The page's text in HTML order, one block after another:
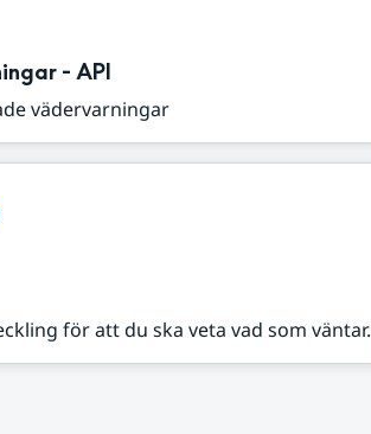
- API
vädervarningar
för att du ska veta vad som väntar.